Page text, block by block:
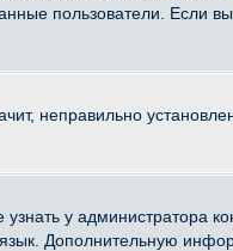
пользователи. Если
неправильно
у администратора
язык. Дополнительную